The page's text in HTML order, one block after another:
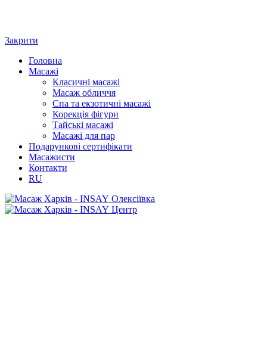
Закрити
Головна
Масажі
Класичні масажі
Масаж обличчя
Спа та екзотичні масажі
Корекція фігури
Тайські масажі
Масажі для пар
Подарункові сертифікати
Масажисти
Контакти
RU
Олексіївка
Центр